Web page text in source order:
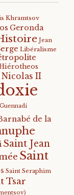
Khramtsov
Geronda
Jean
Libéralisme
Nicolas II
de la
Saint Jean
Saint
Saint Seraphim
Tsar